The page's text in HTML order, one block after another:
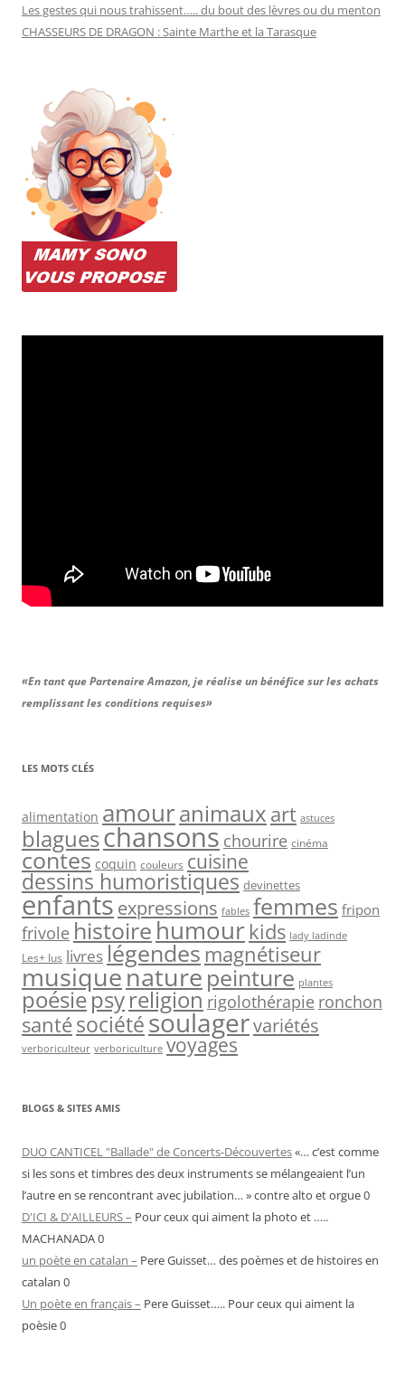
Les gestes qui nous trahissent….. du bout des lèvres ou du menton
CHASSEURS DE DRAGON : Sainte Marthe et la Tarasque
«En tant que Partenaire Amazon, je réalise un bénéfice sur les achats
remplissant les conditions requises»
LES MOTS CLÉS
alimentation amouranimaux art astuces
blagueschansons chourire cinéma
contes coquin couleurs cuisine
dessins humoristiques devinettes
enfantsexpressions fables femmes fripon
frivole histoire humour kids lady ladinde
Les+ lus livreslégendes magnétiseur
musiquenature peinture plantes
poésiepsyreligion rigolothérapie ronchon
santésociétésoulagervariétés
verboriculteur verboriculture voyages
BLOGS & SITES AMIS
DUO CANTICEL "Ballade" de Concerts-Découvertes«… c’est comme
si les sons et timbres des deux instruments se mélangeaient l’un
l’autre en se rencontrant avec jubilation… » contre alto et orgue 0
D'ICI & D'AILLEURS – Pour ceux qui aiment la photo et …..
MACHANADA 0
un poète en catalan – Pere Guisset… des poèmes et de histoires en
catalan 0
Un poète en français – Pere Guisset….. Pour ceux qui aiment la
poèsie 0